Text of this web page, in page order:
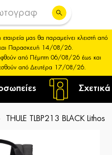
μας θα παραμείνει κλειστή από
Παρασκευή 14/08/26.
από Πέμπτη 06/08/26 έως και
από Δευτέρα 17/08/26.
THULE TLBP213 BLACK Lithos